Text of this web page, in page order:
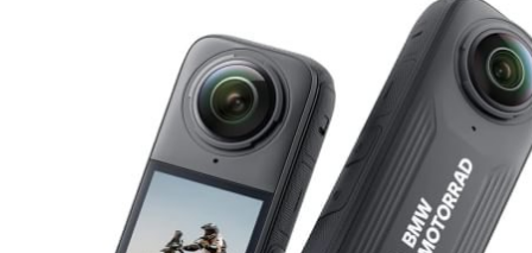
ΕΚΤΥΠΩΤΈΣ – ΠΟΛΥΜΗΧΑΝΉΜΑΤΑ
ΚΟΥΤΙΆ ΥΠΟΛΟΓΙΣΤΏΝ
LIQUID COOLERS
CPU COOLERS